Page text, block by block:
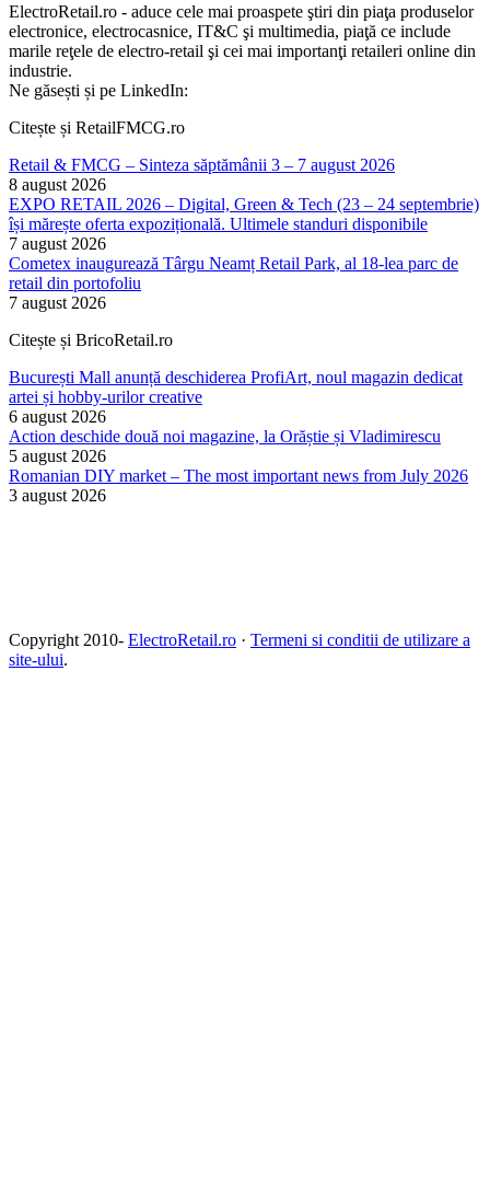
ElectroRetail.ro - aduce cele mai proaspete ştiri din piaţa produselor
electronice, electrocasnice, IT&C şi multimedia, piaţă ce include
marile reţele de electro-retail şi cei mai importanţi retaileri online din
industrie.
Ne găsești și pe LinkedIn:
Citește și RetailFMCG.ro
Retail & FMCG – Sinteza săptămânii 3 – 7 august 2026
8 august 2026
EXPO RETAIL 2026 – Digital, Green & Tech (23 – 24 septembrie)
își mărește oferta expozițională. Ultimele standuri disponibile
7 august 2026
Cometex inaugurează Târgu Neamț Retail Park, al 18-lea parc de
retail din portofoliu
7 august 2026
Citește și BricoRetail.ro
București Mall anunță deschiderea ProfiArt, noul magazin dedicat
artei și hobby-urilor creative
6 august 2026
Action deschide două noi magazine, la Orăștie și Vladimirescu
5 august 2026
Romanian DIY market – The most important news from July 2026
3 august 2026
Copyright 2010- ElectroRetail.ro · Termeni si conditii de utilizare a
site-ului.